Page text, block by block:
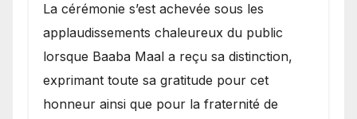
​La cérémonie s’est achevée sous les
applaudissements chaleureux du public
lorsque Baaba Maal a reçu sa distinction,
exprimant toute sa gratitude pour cet
honneur ainsi que pour la fraternité de